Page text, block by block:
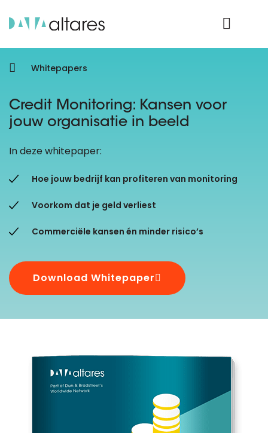
Whitepapers
Credit Monitoring: Kansen voor
jouw organisatie in beeld
In deze whitepaper:
Hoe jouw bedrijf kan profiteren van monitoring
Voorkom dat je geld verliest
Commerciële kansen én minder risico’s
Download Whitepaper